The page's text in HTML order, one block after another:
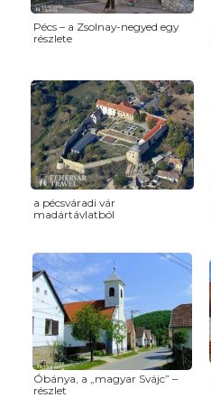
Pécs – a Zsolnay-negyed egy
részlete
a pécsváradi vár
madártávlatból
Óbánya, a „magyar Svájc” –
részlet